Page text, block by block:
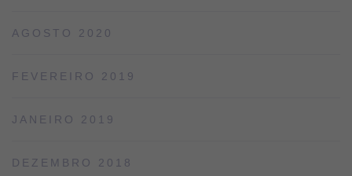
AGOSTO 2020
FEVEREIRO 2019
JANEIRO 2019
DEZEMBRO 2018